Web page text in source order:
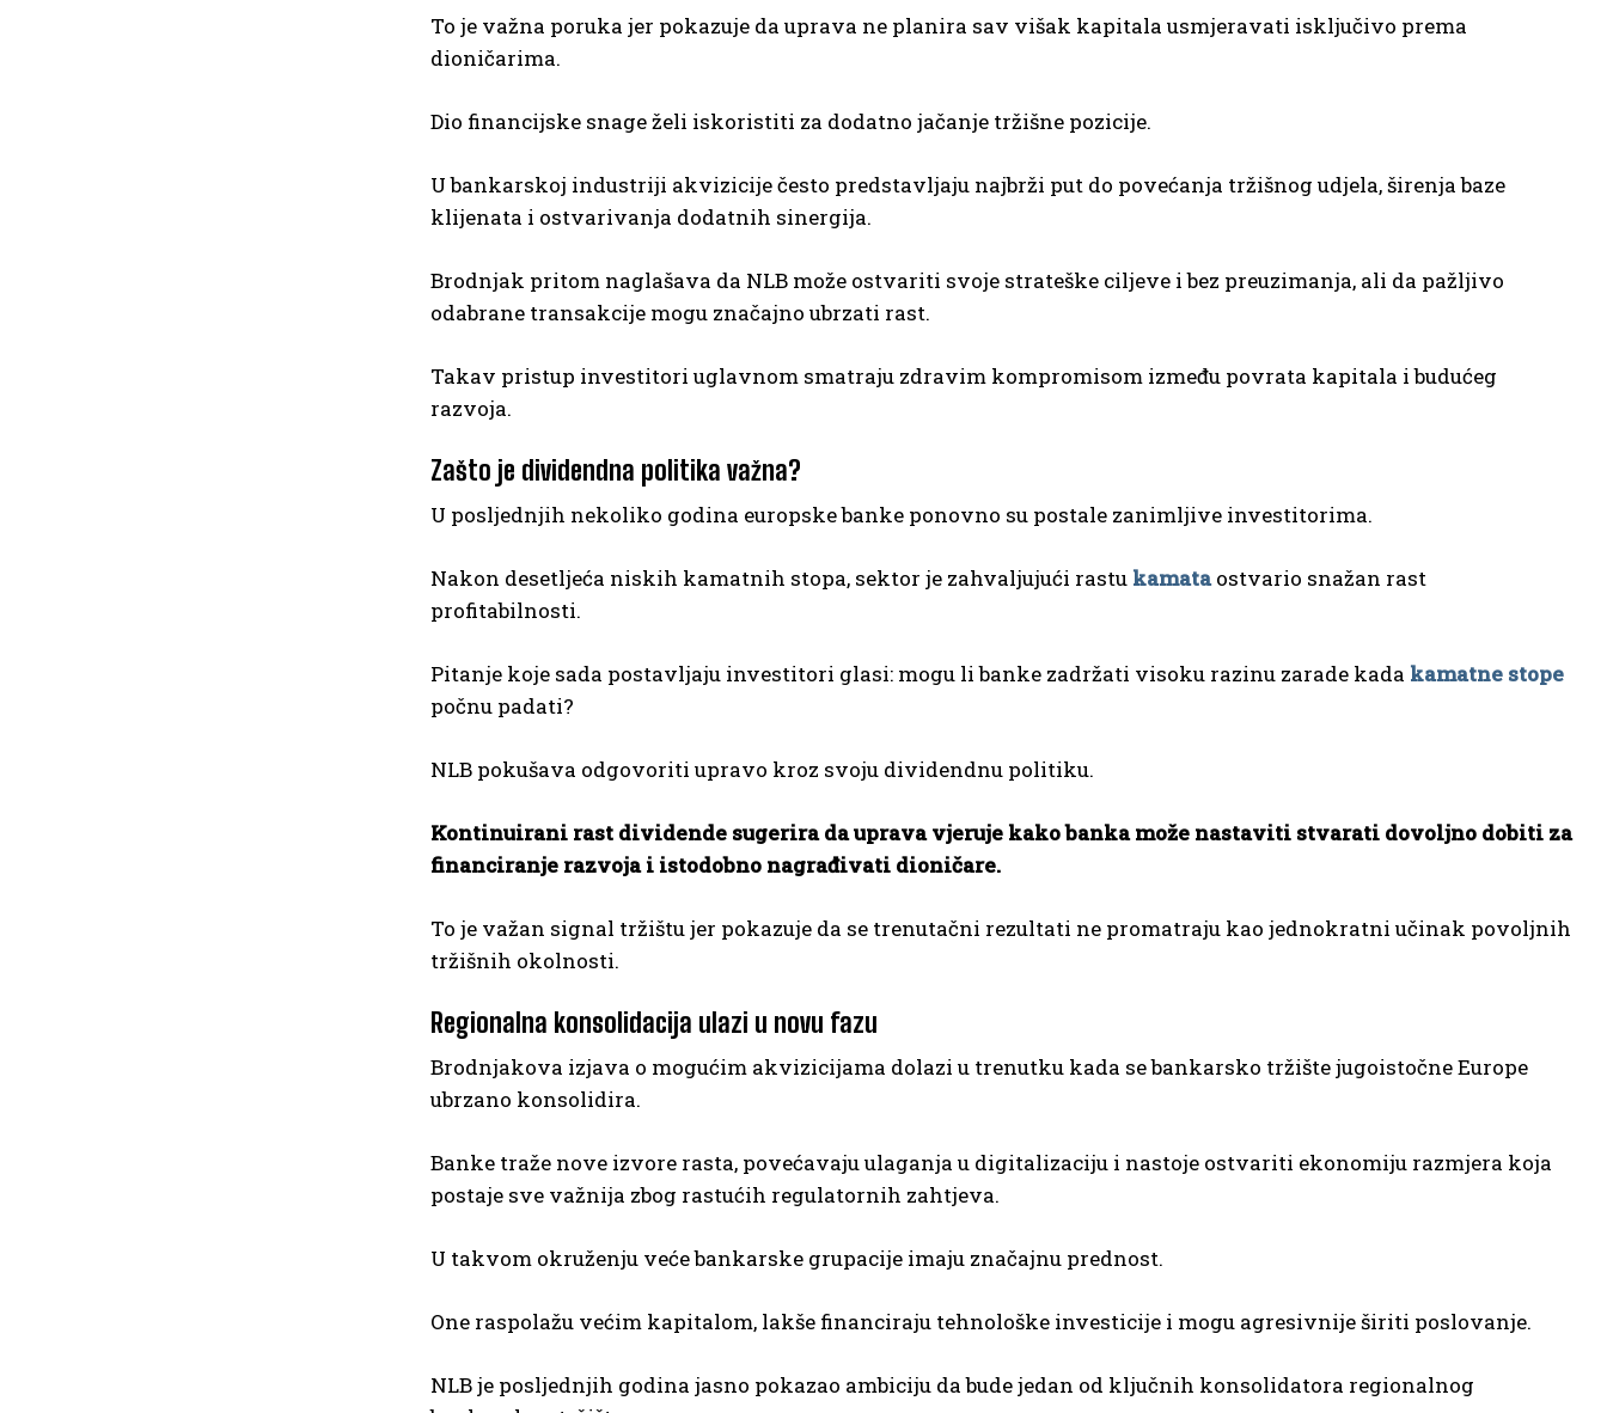
To je važna poruka jer pokazuje da uprava ne planira sav višak kapitala usmjeravati isključivo prema
dioničarima.
Dio financijske snage želi iskoristiti za dodatno jačanje tržišne pozicije.
U bankarskoj industriji akvizicije često predstavljaju najbrži put do povećanja tržišnog udjela, širenja baze
klijenata i ostvarivanja dodatnih sinergija.
Brodnjak pritom naglašava da NLB može ostvariti svoje strateške ciljeve i bez preuzimanja, ali da pažljivo
odabrane transakcije mogu značajno ubrzati rast.
Takav pristup investitori uglavnom smatraju zdravim kompromisom između povrata kapitala i budućeg
razvoja.
Zašto je dividendna politika važna?
U posljednjih nekoliko godina europske banke ponovno su postale zanimljive investitorima.
Nakon desetljeća niskih kamatnih stopa, sektor je zahvaljujući rastu kamataostvario snažan rast
profitabilnosti.
Pitanje koje sada postavljaju investitori glasi: mogu li banke zadržati visoku razinu zarade kada kamatne stope
počnu padati?
NLB pokušava odgovoriti upravo kroz svoju dividendnu politiku.
Kontinuirani rast dividende sugerira da uprava vjeruje kako banka može nastaviti stvarati dovoljno dobiti za
financiranje razvoja i istodobno nagrađivati dioničare.
To je važan signal tržištu jer pokazuje da se trenutačni rezultati ne promatraju kao jednokratni učinak povoljnih
tržišnih okolnosti.
Regionalna konsolidacija ulazi u novu fazu
Brodnjakova izjava o mogućim akvizicijama dolazi u trenutku kada se bankarsko tržište jugoistočne Europe
ubrzano konsolidira.
Banke traže nove izvore rasta, povećavaju ulaganja u digitalizaciju i nastoje ostvariti ekonomiju razmjera koja
postaje sve važnija zbog rastućih regulatornih zahtjeva.
U takvom okruženju veće bankarske grupacije imaju značajnu prednost.
One raspolažu većim kapitalom, lakše financiraju tehnološke investicije i mogu agresivnije širiti poslovanje.
NLB je posljednjih godina jasno pokazao ambiciju da bude jedan od ključnih konsolidatora regionalnog